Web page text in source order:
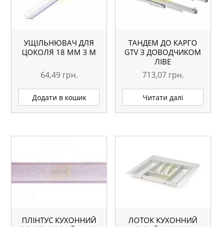
УЩІЛЬНЮВАЧ ДЛЯ
ЦОКОЛЯ 18 ММ 3 М
64,49 грн.
Додати в кошик
ТАНДЕМ ДО КАРГО
GTV З ДОВОДЧИКОМ
ЛІВЕ
713,07 грн.
Читати далі
ПЛІНТУС КУХОННИЙ
ЛОТОК КУХОННИЙ